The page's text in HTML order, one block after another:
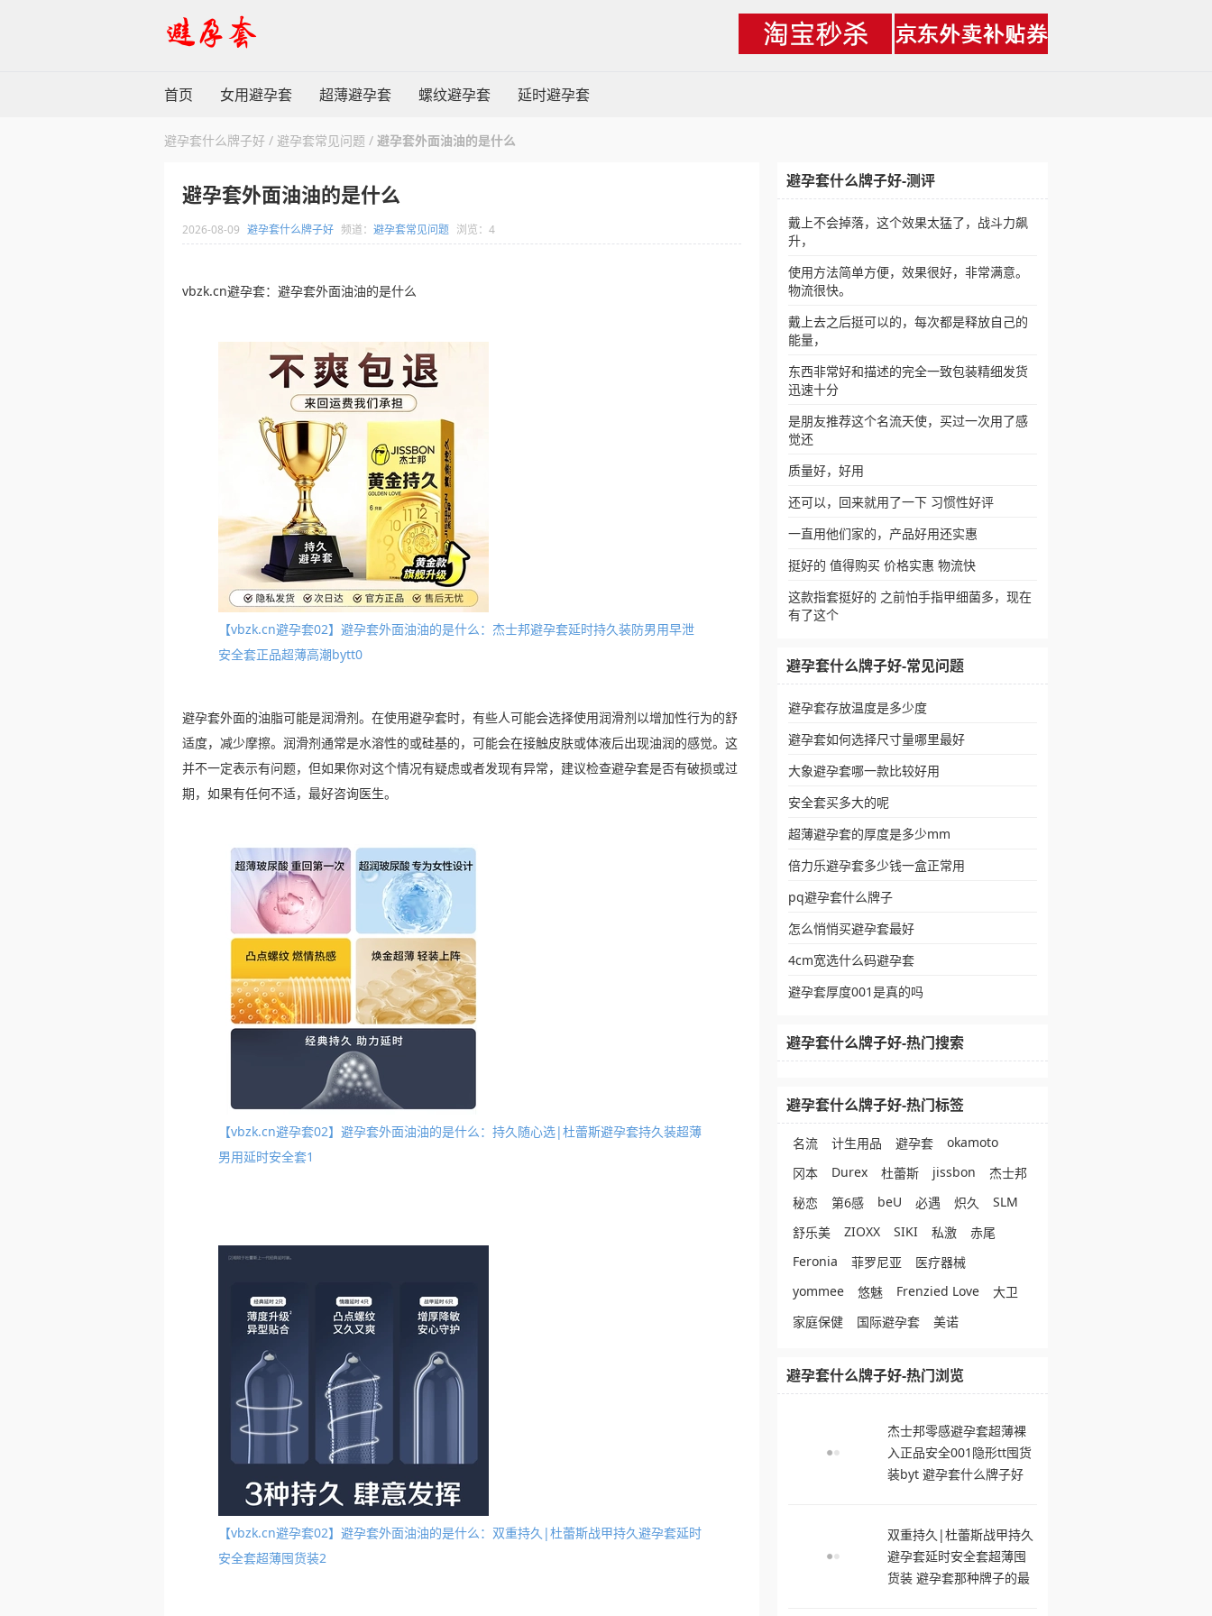
首页 女用避孕套 超薄避孕套 螺纹避孕套 延时避孕套
避孕套什么牌子好 / 避孕套常见问题 / 避孕套外面油油的是什么
避孕套外面油油的是什么
2026-08-09 避孕套什么牌子好 频道： 避孕套常见问题 浏览：4
vbzk.cn避孕套：避孕套外面油油的是什么
【vbzk.cn避孕套02】避孕套外面油油的是什么：杰士邦避孕套延时持久装防男用早泄
安全套正品超薄高潮bytt0
避孕套外面的油脂可能是润滑剂。在使用避孕套时，有些人可能会选择使用润滑剂以增加性行为的舒
适度，减少摩擦。润滑剂通常是水溶性的或硅基的，可能会在接触皮肤或体液后出现油润的感觉。这
并不一定表示有问题，但如果你对这个情况有疑虑或者发现有异常，建议检查避孕套是否有破损或过
期，如果有任何不适，最好咨询医生。
【vbzk.cn避孕套02】避孕套外面油油的是什么：持久随心选|杜蕾斯避孕套持久装超薄
男用延时安全套1
【vbzk.cn避孕套02】避孕套外面油油的是什么：双重持久|杜蕾斯战甲持久避孕套延时
安全套超薄囤货装2
避孕套什么牌子好-测评
戴上不会掉落，这个效果太猛了，战斗力飙
升，
使用方法简单方便，效果很好，非常满意。
物流很快。
戴上去之后挺可以的，每次都是释放自己的
能量，
东西非常好和描述的完全一致包装精细发货
迅速十分
是朋友推荐这个名流天使，买过一次用了感
觉还
质量好，好用
还可以，回来就用了一下 习惯性好评
一直用他们家的，产品好用还实惠
挺好的 值得购买 价格实惠 物流快
这款指套挺好的 之前怕手指甲细菌多，现在
有了这个
避孕套什么牌子好-常见问题
避孕套存放温度是多少度
避孕套如何选择尺寸量哪里最好
大象避孕套哪一款比较好用
安全套买多大的呢
超薄避孕套的厚度是多少mm
倍力乐避孕套多少钱一盒正常用
pq避孕套什么牌子
怎么悄悄买避孕套最好
4cm宽选什么码避孕套
避孕套厚度001是真的吗
避孕套什么牌子好-热门搜索
避孕套什么牌子好-热门标签
名流 计生用品 避孕套
okamoto
冈本
Durex 杜蕾斯 jissbon
杰士邦
秘恋
第6感 beU 必遇 炽久
SLM
舒乐美
ZIOXX SIKI 私激
赤尾
Feronia
菲罗尼亚
医疗器械
yommee
悠魅 Frenzied Love
大卫
家庭保健
国际避孕套 美诺
避孕套什么牌子好-热门浏览
杰士邦零感避孕套超薄裸
入正品安全001隐形tt囤货
装byt 避孕套什么牌子好
双重持久|杜蕾斯战甲持久
避孕套延时安全套超薄囤
货装 避孕套那种牌子的最